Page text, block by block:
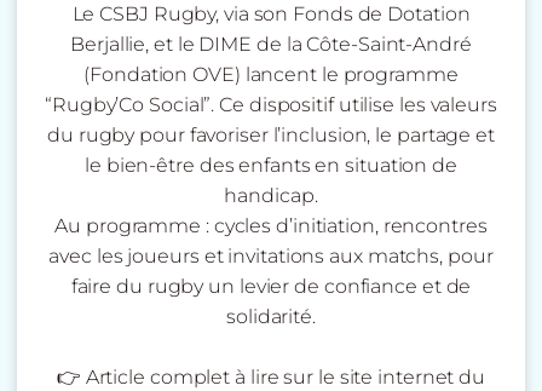
Le CSBJ Rugby, via son Fonds de Dotation
Berjallie, et le DIME de la Côte-Saint-André
(Fondation OVE) lancent le programme
“Rugby’Co Social”. Ce dispositif utilise les valeurs
du rugby pour favoriser l’inclusion, le partage et
le bien-être des enfants en situation de
handicap.
Au programme : cycles d’initiation, rencontres
avec les joueurs et invitations aux matchs, pour
faire du rugby un levier de confiance et de
solidarité.
👉 Article complet à lire sur le site internet du